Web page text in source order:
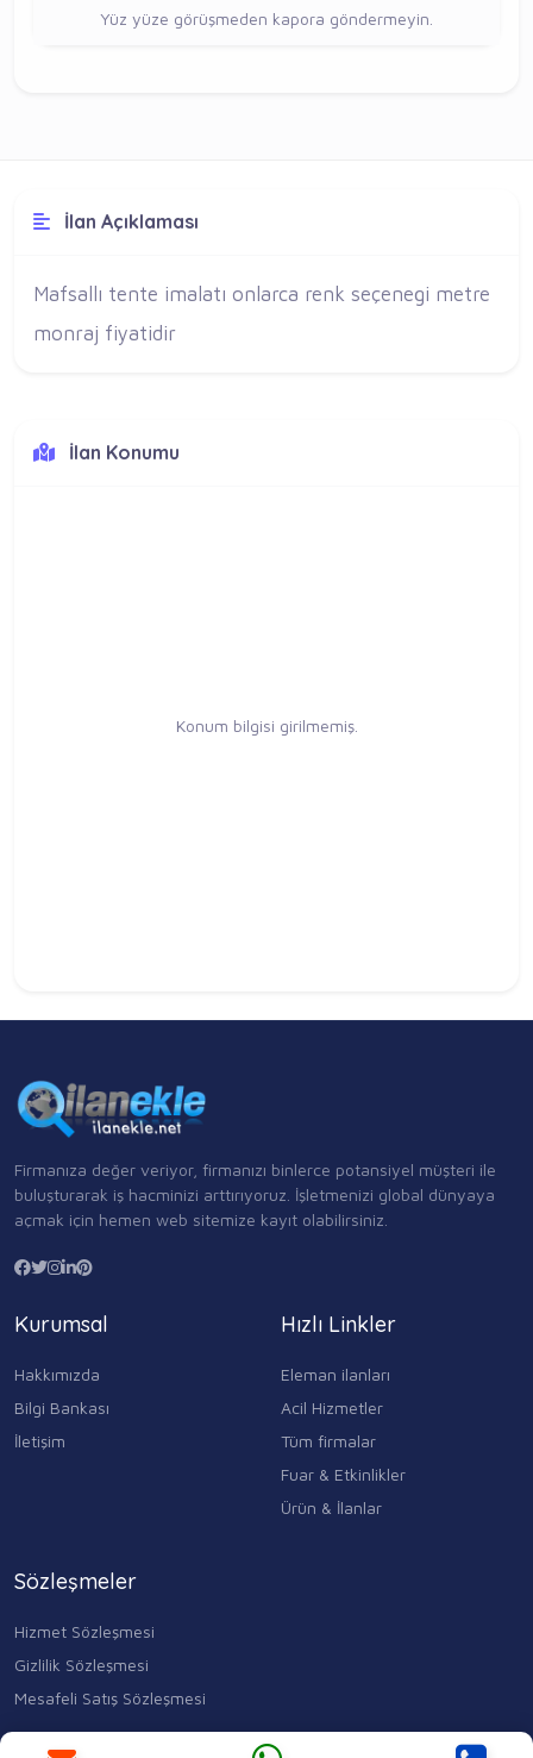
Yüz yüze görüşmeden kapora göndermeyin.
İlan Açıklaması
Mafsallı tente imalatı onlarca renk seçenegi metre
monraj fiyatidir
İlan Konumu
Konum bilgisi girilmemiş.
Firmanıza değer veriyor, firmanızı binlerce potansiyel müşteri ile
buluşturarak iş hacminizi arttırıyoruz. İşletmenizi global dünyaya
açmak için hemen web sitemize kayıt olabilirsiniz.
Kurumsal
Hakkımızda
Bilgi Bankası
İletişim
Hızlı Linkler
Eleman ilanları
Acil Hizmetler
Tüm firmalar
Fuar & Etkinlikler
Ürün & İlanlar
Sözleşmeler
Hizmet Sözleşmesi
Gizlilik Sözleşmesi
Mesafeli Satış Sözleşmesi
Kocasinan Merkez, Mahmutbey Cd. No:353 D:1, 34400 Bahçelievler/